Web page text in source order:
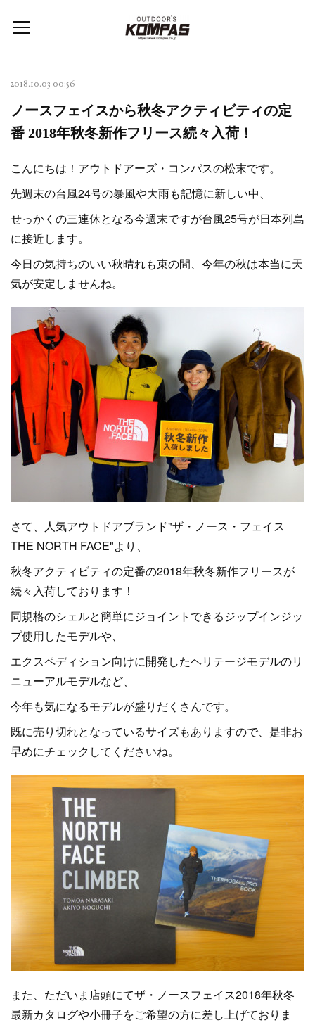
2018.10.03 00:56
ノースフェイスから秋冬アクティビティの定
番 2018年秋冬新作フリース続々入荷！
こんにちは！アウトドアーズ・コンパスの松末です。
先週末の台風24号の暴風や大雨も記憶に新しい中、
せっかくの三連休となる今週末ですが台風25号が日本列島
に接近します。
今日の気持ちのいい秋晴れも束の間、今年の秋は本当に天
気が安定しませんね。
さて、人気アウトドアブランド"ザ・ノース・フェイス
THE NORTH FACE"より、
秋冬アクティビティの定番の2018年秋冬新作フリースが
続々入荷しております！
同規格のシェルと簡単にジョイントできるジップインジッ
プ使用したモデルや、
エクスペディション向けに開発したヘリテージモデルのリ
ニューアルモデルなど、
今年も気になるモデルが盛りだくさんです。
既に売り切れとなっているサイズもありますので、是非お
早めにチェックしてくださいね。
また、ただいま店頭にてザ・ノースフェイス2018年秋冬
最新カタログや小冊子をご希望の方に差し上げておりま